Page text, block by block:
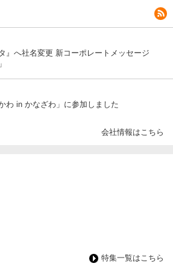
』へ社名変更 新コーポレートメッセージ
わ in かなざわ」に参加しました
会社情報はこちら
特集一覧はこちら